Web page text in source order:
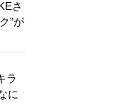
さ
”が
ラ
に